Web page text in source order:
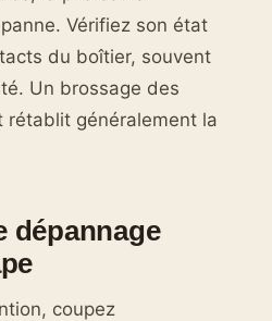
Vérifiez son état
du boîtier, souvent
Un brossage des
rétablit généralement la
dépannage
coupez